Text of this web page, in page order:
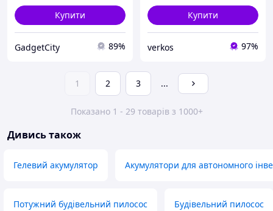
Купити
GadgetCity 89%
Купити
verkos 97%
1 2 3 ...
Показано 1 - 29 товарів з 1000+
Дивись також
Гелевий акумулятор Акумулятори для автономного
Потужний будівельний пилосос Будівельний пилосос